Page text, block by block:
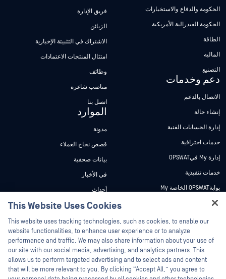
الحكومة والدفاع والاستخبارات
الحكومة الفيدرالية الأمريكية
الطاقة
الماليه
التصنيع
دعم وخدمات
الاتصال بالدعم
إنشاء حالة
إدارة الحسابات الفنية
خدمات احترافية
إدارة My فيOPSWAT
خدمات تنفيذية
بوابةOPSWAT الخاصة My
وثائق تقنية
دورات تدريبية
برنامج الثغرات الأمنية
الشركاء
شهادات
شركاء التكنولوجيا
فريق الإدارة
الزبائن
الاشتراك في التثبيتة الإخبارية
امتثال المنتجات الاعتمادات
وظائف
مناصب شاغرة
اتصل بنا
الموارد
مدونة
قصص نجاح العملاء
بيانات صحفية
في الأخبار
أحداث
ندوات عبر الإنترنت
أوراق البيانات
مستندات تقنية
أدوات مجانية
This Website Uses Cookies
This website uses tracking technologies, such as cookies, to enable our
website functionalities, to enhance user experience or to analyze
performance and traffic. We may also share information about your use of
our site with our social media, advertising, and analytics partners. This
allows us to perform targeted advertising and to select ads and content
that will be more relevant to you. By clicking “Accept All,” you agree to
Hey there!
I'm Ozzy, your OPSWAT virtual assistant.
How can I help you secure what's critical
today?